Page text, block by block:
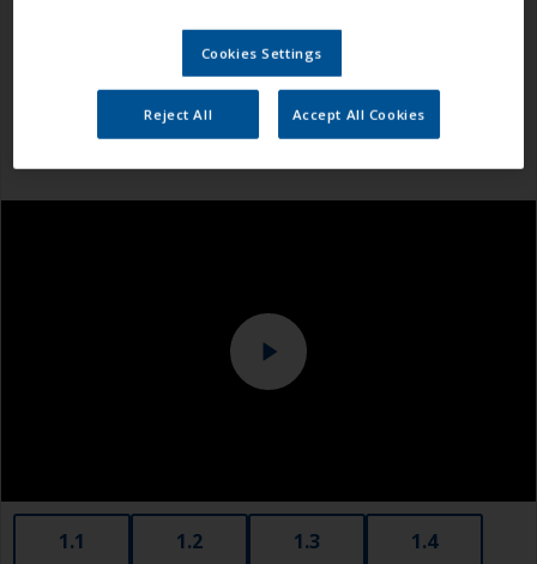
1.1 1.2 1.3 1.4
Cookies Settings
Reject All Accept All Cookies